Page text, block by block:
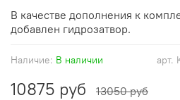
арт.
Наличие: В наличии
10875 руб 13050 руб
В качестве дополнения к
добавлен гидрозатвор.